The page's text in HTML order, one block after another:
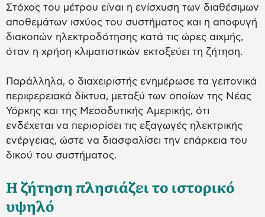
Στόχος του μέτρου είναι η ενίσχυση των διαθέσιμων
αποθεμάτων ισχύος του συστήματος και η αποφυγή
διακοπών ηλεκτροδότησης κατά τις ώρες αιχμής,
όταν η χρήση κλιματιστικών εκτοξεύει τη ζήτηση.
Παράλληλα, ο διαχειριστής ενημέρωσε τα γειτονικά
περιφερειακά δίκτυα, μεταξύ των οποίων της Νέας
Υόρκης και της Μεσοδυτικής Αμερικής, ότι
ενδέχεται να περιορίσει τις εξαγωγές ηλεκτρικής
ενέργειας, ώστε να διασφαλίσει την επάρκεια του
δικού του συστήματος.
Η ζήτηση πλησιάζει το ιστορικό
υψηλό